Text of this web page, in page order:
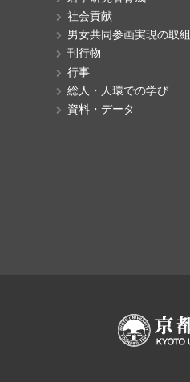
社会貢献
男女共同参画実現の取組
刊行物
行事
総人・人環での学び
資料・データ